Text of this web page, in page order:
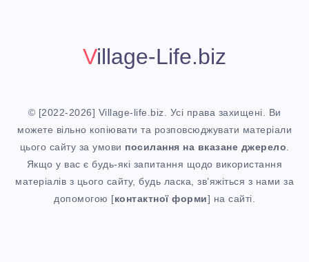
О
М
І
Р
Village-Life.biz
© [2022-2026] Village-life.biz. Усі права захищені. Ви
можете вільно копіювати та розповсюджувати матеріали
цього сайту за умови посилання на вказане джерело.
Якщо у вас є будь-які запитання щодо використання
матеріалів з цього сайту, будь ласка, зв’яжіться з нами за
допомогою [контактної форми] на сайті.